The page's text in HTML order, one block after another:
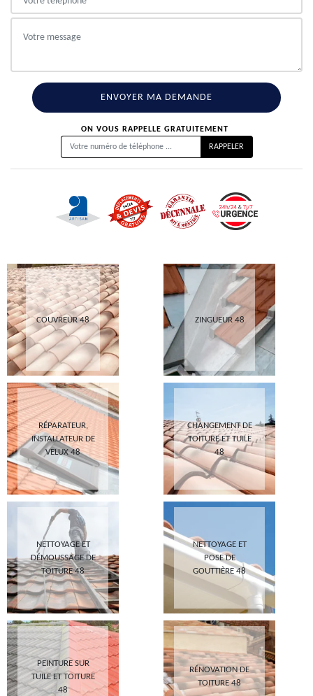
ON VOUS RAPPELLE GRATUITEMENT
COUVREUR 48 ZINGUEUR 48
RÉPARATEUR,
INSTALLATEUR DE
VELUX 48
CHANGEMENT DE
TOITURE ET TUILE
48
NETTOYAGE ET
DÉMOUSSAGE DE
TOITURE 48
NETTOYAGE ET
POSE DE
GOUTTIÈRE 48
PEINTURE SUR
TUILE ET TOITURE
48
RÉNOVATION DE
TOITURE 48